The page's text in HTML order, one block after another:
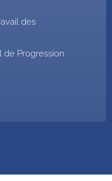
des
de Progression